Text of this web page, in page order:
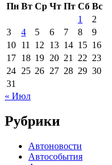
Пн Вт Ср Чт Пт Сб Вс
1
2
3
4 5 6 7 8
9
10 11 12 13 14 15 16
17 18 19 20 21 22 23
24 25 26 27 28 29 30
31
« Июл
Рубрики
Автоновости
Автособытия